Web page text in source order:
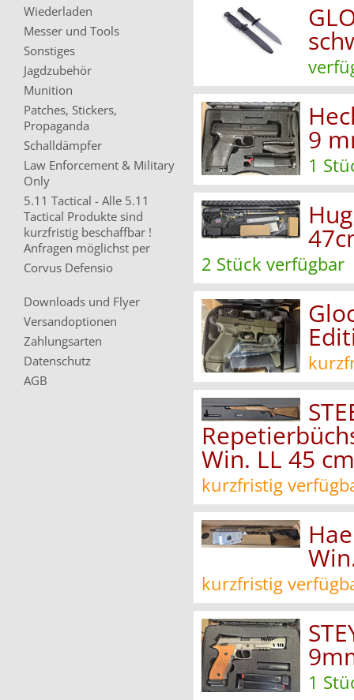
Wiederladen
Messer und Tools
Sonstiges
Jagdzubehör
Munition
Patches, Stickers,
Propaganda
Schalldämpfer
Law Enforcement & Military
Only
5.11 Tactical - Alle 5.11
Tactical Produkte sind
kurzfristig beschaffbar !
Anfragen möglichst per
Corvus Defensio
Downloads und Flyer
Versandoptionen
Zahlungsarten
Datenschutz
AGB
9
1
2 Stück verfügbar
Win. LL 45 cm
kurzfristig
kurzfristig
1